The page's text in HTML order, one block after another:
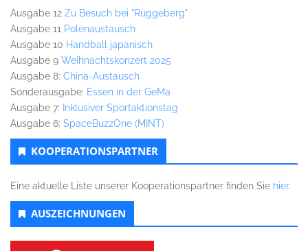
Ausgabe 12 Zu Besuch bei "Rüggeberg"
Ausgabe 11 Polenaustausch
Ausgabe 10 Handball japanisch
Ausgabe 9 Weihnachtskonzert 2025
Ausgabe 8: China-Austausch
Sonderausgabe: Essen in der GeMa
Ausgabe 7: Inklusiver Sportaktionstag
Ausgabe 6: SpaceBuzzOne (MINT)
KOOPERATIONSPARTNER
Eine aktuelle Liste unserer Kooperationspartner finden Sie hier.
AUSZEICHNUNGEN